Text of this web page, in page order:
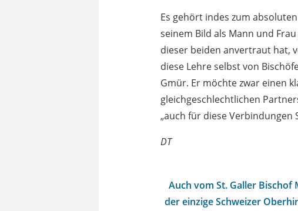
Es gehört indes zum
seinem Bild als Mann und
dieser beiden anvertraut hat,
diese Lehre selbst von
Gmür. Er möchte zwar einen
gleichgeschlechtlichen
„auch für diese Verbindungen
DT
Auch vom St. Galler Bischof
der einzige Schweizer